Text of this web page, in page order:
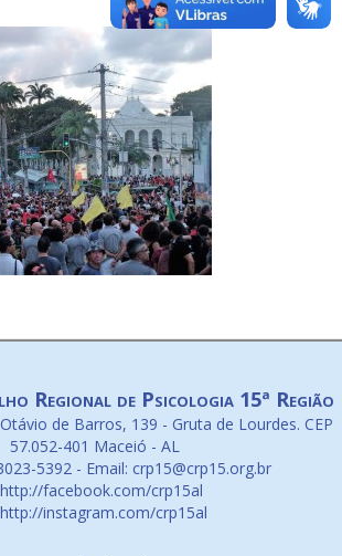
Regional de Psicologia 15ª Região
de Barros, 139 - Gruta de Lourdes. CEP
57.052-401 Maceió - AL
5392 - Email: crp15@crp15.org.br
http://facebook.com/crp15al
http://instagram.com/crp15al